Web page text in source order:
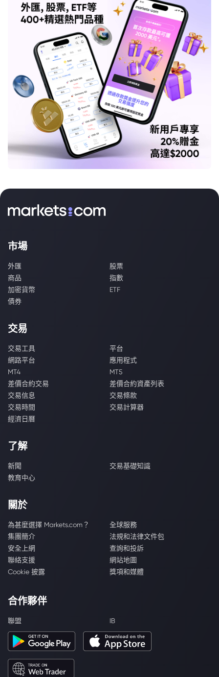
市場
外匯
股票
商品
指數
加密貨幣
ETF
債券
交易
交易工具
平台
網路平台
應用程式
MT4
MT5
差價合約交易
差價合約資產列表
交易信息
交易條款
交易時間
交易計算器
經濟日曆
了解
新聞
交易基礎知識
教育中心
關於
為甚麼選擇 Markets.com？
全球服務
集團簡介
法規和法律文件包
安全上網
查詢和投訴
聯絡支援
網站地圖
Cookie 披露
獎項和媒體
合作夥伴
聯盟 IB